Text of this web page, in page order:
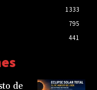
1333
795
441
de